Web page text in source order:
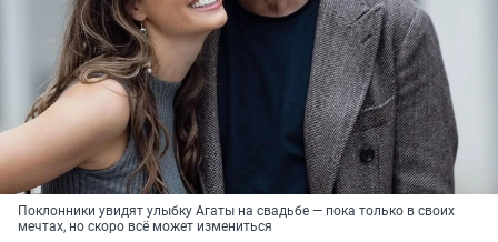
Поклонники увидят улыбку Агаты на свадьбе — пока только в своих
мечтах, но скоро всё может измениться